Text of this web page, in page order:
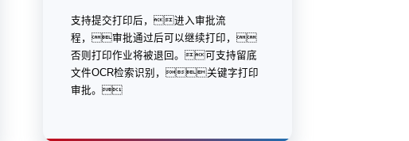
支持提交打印后，进入审批流
程，审批通过后可以继续打印，
否则打印作业将被退回。可支持留底
文件OCR检索识别，关键字打印
审批。